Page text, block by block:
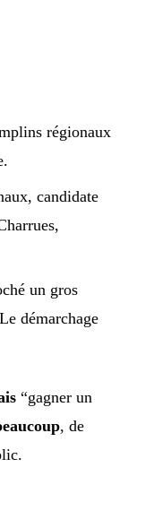
régionaux
candidate
un gros
démarchage
“gagner un
, de